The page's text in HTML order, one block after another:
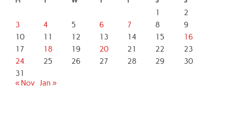
1
2
3
4 5 6 7 8
9
10
11 12 13 14 15
16
17
18 19 20 21 22
23
24
25 26 27 28 29
30
31
« Nov Jan »